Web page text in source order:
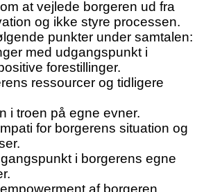
at vejlede borgeren ud fra
og ikke styre processen.
punkter under samtalen:
med udgangspunkt i
forestillinger.
ressourcer og tidligere
i troen på egne evner.
for borgerens situation og
i borgerens egne
af borgeren.